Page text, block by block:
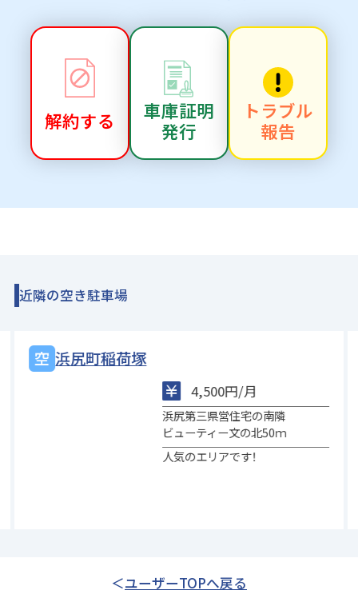
解約する
車庫証明
発行
トラブル
報告
近隣の空き駐車場
浜尻町稲荷塚
4,500円/月
浜尻第三県営住宅の南隣
ビューティー文の北50ｍ
人気のエリアです！
ユーザーTOPへ戻る